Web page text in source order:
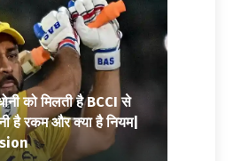
को मिलती है BCCI से
है रकम और क्या है नियम|